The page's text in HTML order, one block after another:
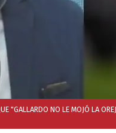
"GALLARDO NO LE MOJÓ LA